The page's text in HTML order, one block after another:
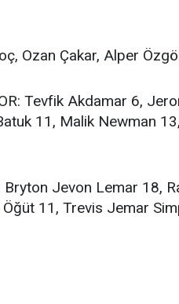
Ozan Çakar, Alper
Tevfik Akdamar 6,
11, Malik Newman
Bryton Jevon Lemar 18,
11, Trevis Jemar